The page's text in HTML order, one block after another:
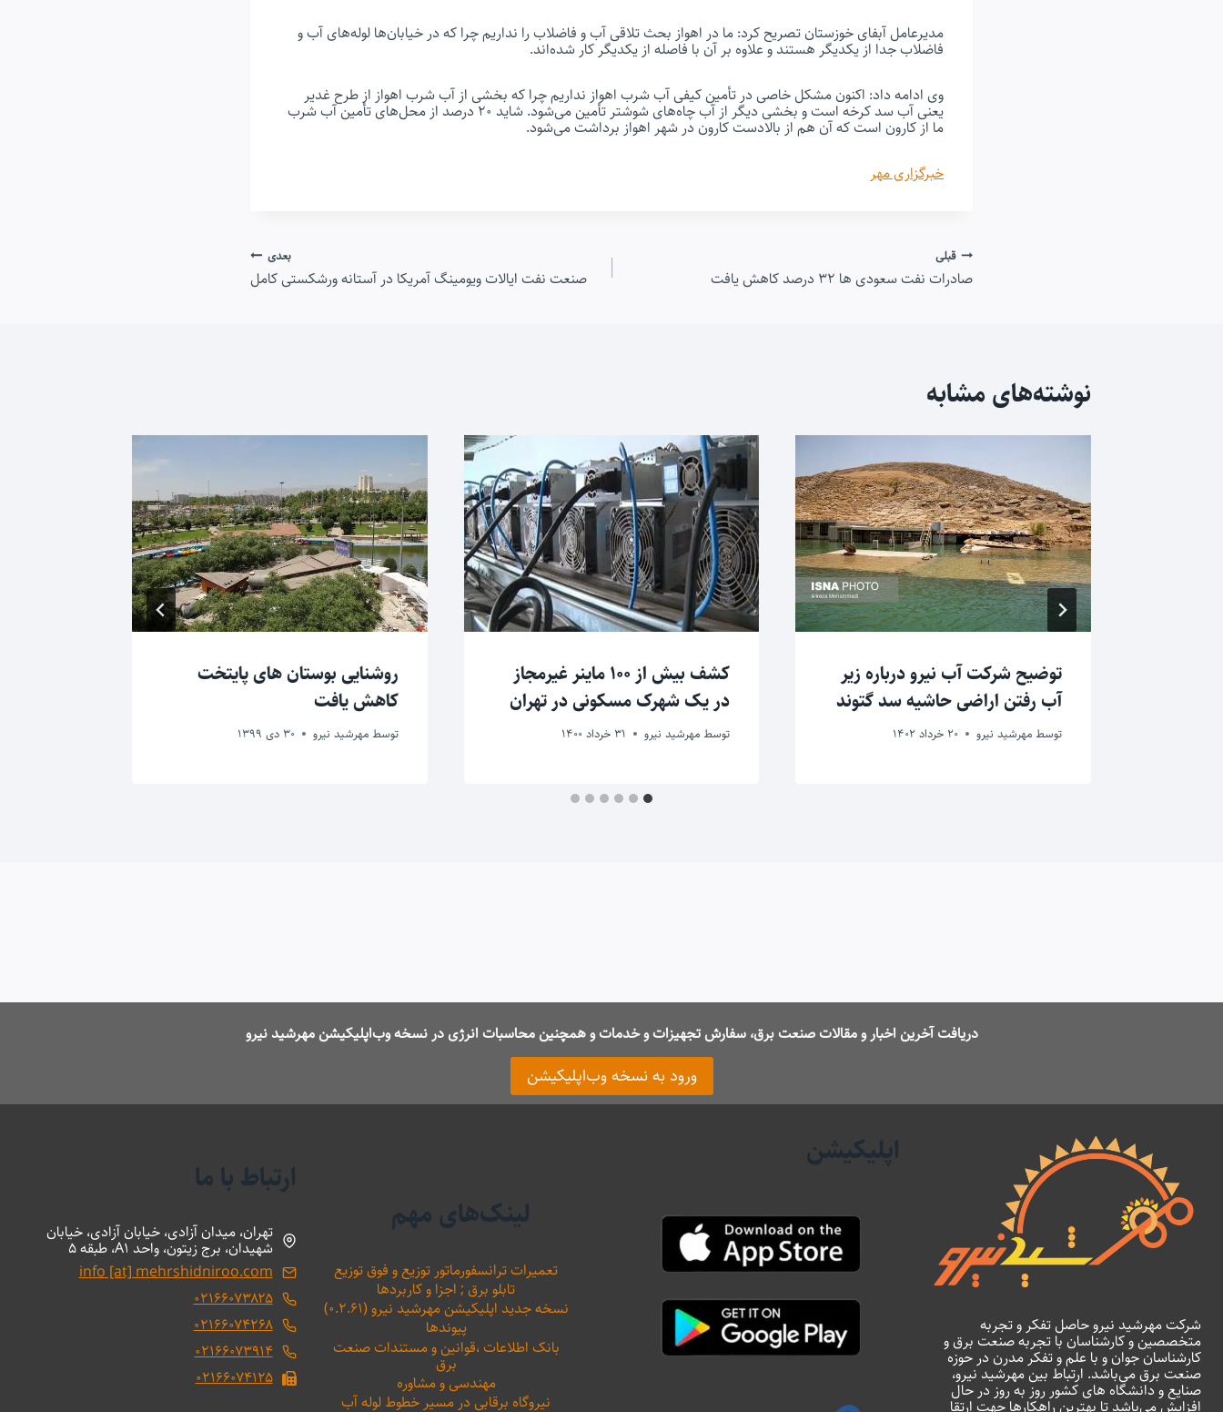
مدیرعامل آبفای خوزستان تصریح کرد: ما در اهواز بحث تلاقی آب و فاضلاب را نداریم چرا که در خیابان‌ها لوله‌های آب و
فاضلاب جدا از یکدیگر هستند و علاوه بر آن با فاصله از یکدیگر کار شده‌اند.
وی ادامه داد: اکنون مشکل خاصی در تأمین کیفی آب شرب اهواز نداریم چرا که بخشی از آب شرب اهواز از طرح غدیر
یعنی آب سد کرخه است و بخشی دیگر از آب چاه‌های شوشتر تأمین می‌شود. شاید ۲۰ درصد از محل‌های تأمین آب شرب
ما از کارون است که آن هم از بالادست کارون در شهر اهواز برداشت می‌شود.
خبرگزاری مهر
راهبری
قبلی
صادرات نفت سعودی ها ۳۲ درصد کاهش یافت
بعدی
صنعت نفت ایالات ویومینگ آمریکا در آستانه ورشکستی کامل
نوشته‌های مشابه
توضیح شرکت آب نیرو درباره زیر
آب رفتن اراضی حاشیه سد گتوند
توسط مهرشید نیرو 20 خرداد 1402
کشف بیش از ۱۰۰ ماینر غیرمجاز
در یک شهرک مسکونی در تهران
توسط مهرشید نیرو 31 خرداد 1400
روشنایی بوستان های پایتخت
کاهش یافت
توسط مهرشید نیرو 30 دی 1399
دریافت آخرین اخبار و مقالات صنعت برق، سفارش تجهیزات و خدمات و همچنین محاسبات انرژی در نسخه وب‌اپلیکیشن مهرشید نیرو
ورود به نسخه وب‌اپلیکیشن
شرکت مهرشید نیرو حاصل تفکر و تجربه
متخصصین و کارشناسان با تجربه صنعت برق و
کارشناسان جوان و با علم و تفکر مدرن در حوزه
صنعت برق می‌باشد. ارتباط بین مهرشید نیرو،
صنایع و دانشگاه های کشور روز به روز در حال
افزایش می‌باشد تا بهترین راهکارها جهت ارتقا
اپلیکیشن
لینک‌های مهم
تعمیرات ترانسفورماتور توزیع و فوق توزیع
تابلو برق ; اجزا و کاربردها
نسخه جدید اپلیکیشن مهرشید نیرو (۰.۲.۶۱)
پیوندها
بانک اطلاعات ،‌قوانین و مستندات صنعت
برق
مهندسی و مشاوره
نیروگاه برقابی در مسیر خطوط لوله آب
ارتباط با ما
تهران، میدان آزادی، خیابان آزادی، خیابان
شهیدان، برج زیتون، واحد A1، طبقه 5
info [at] mehrshidniroo.com
۰۲۱۶۶۰۷۳۸۲۵
۰۲۱۶۶۰۷۴۲۶۸
۰۲۱۶۶۰۷۳۹۱۴
۰۲۱۶۶۰۷۴۱۲۵